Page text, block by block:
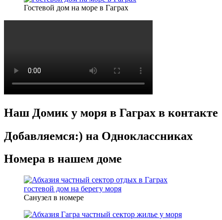
Гостевой дом на море в Гаграх
Наш Домик у моря в Гаграх в контакте
Добавляемся:) на Одноклассниках
Номера в нашем доме
Санузел в номере